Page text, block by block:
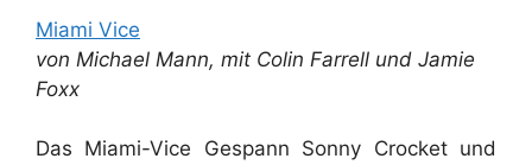
Miami Vice
von Michael Mann, mit Colin Farrell und Jamie
Foxx
Das Miami-Vice Gespann Sonny Crocket und